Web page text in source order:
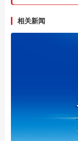
相关新闻